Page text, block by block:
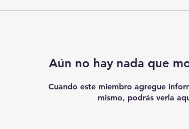
Aún no hay nada que
Cuando este miembro agregue
mismo, podrás verla